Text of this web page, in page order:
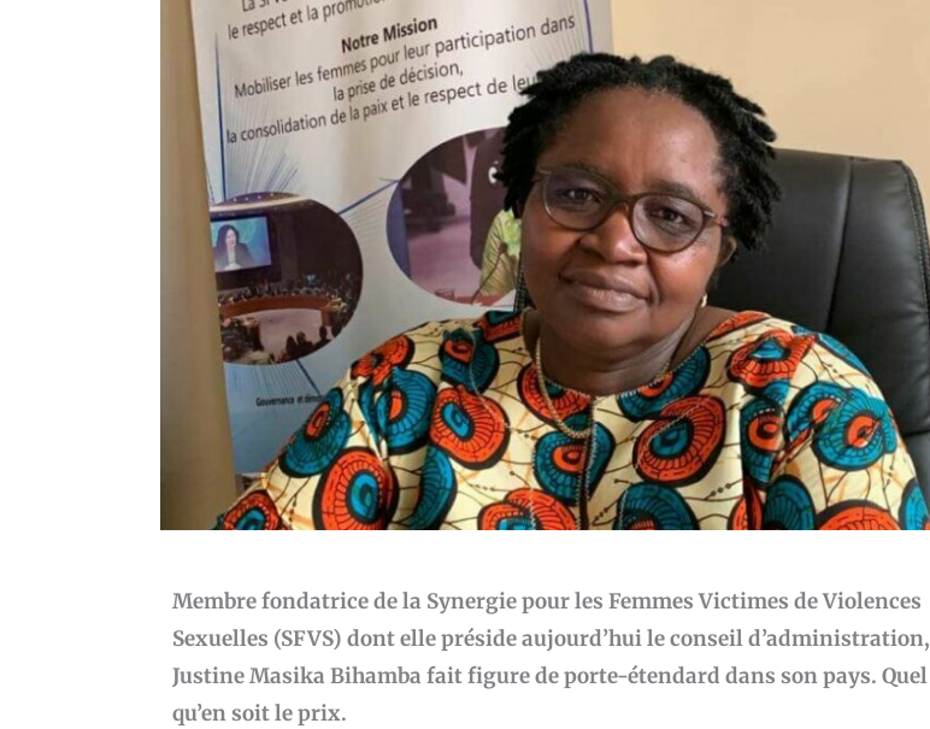
Membre fondatrice de la Synergie pour les Femmes Victimes de Violences
Sexuelles (SFVS) dont elle préside aujourd’hui le conseil d’administration,
Justine Masika Bihamba fait figure de porte-étendard dans son pays. Quel
qu’en soit le prix.